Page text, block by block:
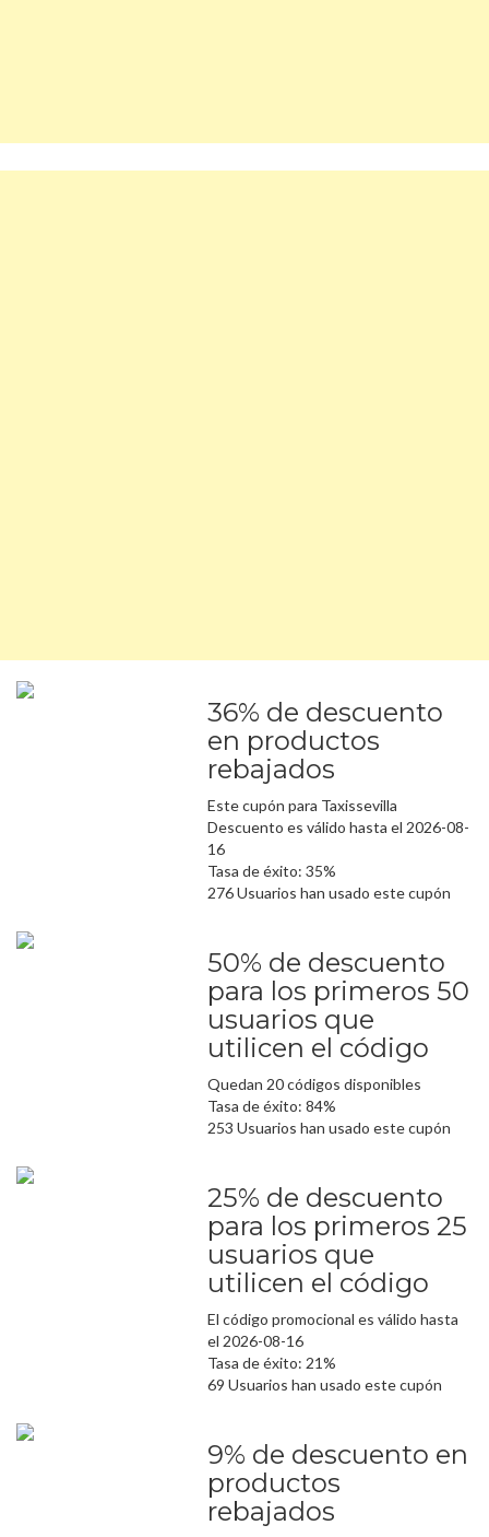
36% de descuento
en productos
rebajados
Este cupón para Taxissevilla
Descuento es válido hasta el 2026-08-
16
Tasa de éxito: 35%
276 Usuarios han usado este cupón
50% de descuento
para los primeros 50
usuarios que
utilicen el código
Quedan 20 códigos disponibles
Tasa de éxito: 84%
253 Usuarios han usado este cupón
25% de descuento
para los primeros 25
usuarios que
utilicen el código
El código promocional es válido hasta
el 2026-08-16
Tasa de éxito: 21%
69 Usuarios han usado este cupón
9% de descuento en
productos
rebajados